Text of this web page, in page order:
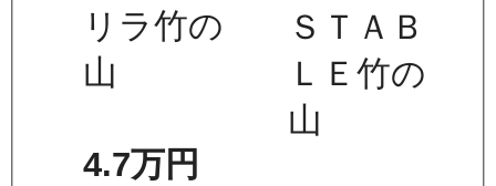
リラ竹の
山
4.7万円
ＳＴＡＢ
ＬＥ竹の
山